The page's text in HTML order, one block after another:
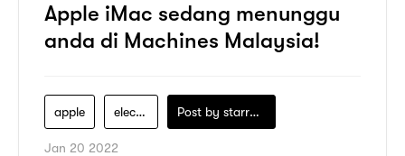
Apple iMac sedang menunggu
anda di Machines Malaysia!
apple electronics Post by starry1989
Jan 20 2022